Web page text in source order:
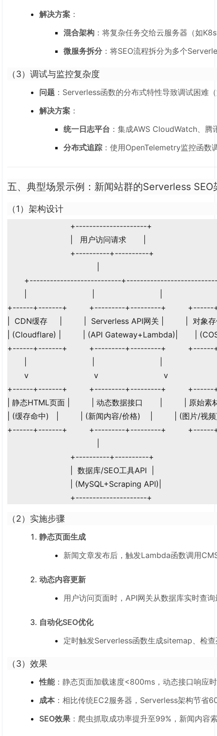
解决方案 ：
混合架构 ：将复杂任务交给云服务器（如
微服务拆分 ：将SEO流程拆分为多个
（3）调试与监控复杂度
问题 ：Serverless函数的分布式特性导致调试困难
解决方案 ：
统一日志平台 ：集成AWS CloudWatch、腾
分布式追踪 ：使用OpenTelemetry监控函数
五、典型场景示例：新闻站群的Serverless SEO
（1）架构设计
+---------------------+
|   用户访问请求       |
+----------+----------+
+---------------------------
+------+-------+         +---------+---------+
|  CDN缓存     |         |  Serverless API网关 |         |  对象存
| (Cloudflare) |         | (API Gateway+Lambda)|       | (COS)
+------+-------+         +---------+---------+
v                           v                           v
+------+-------+         +---------+---------+
| 静态HTML页面 |         | 动态数据接口       |         | 原始素
| (缓存命中)   |         | (新闻内容/价格)    |         | (图片/视频
+------+-------+         +---------+---------+
+----------+----------+
|  数据库/SEO工具API  |
| (MySQL+Scraping API)|
+---------------------+
（2）实施步骤
静态页面生成
新闻文章发布后，触发Lambda函数调用
动态内容更新
用户访问页面时，API网关从数据库实时查
自动化SEO优化
定时触发Serverless函数生成sitemap、检
（3）效果
性能：静态页面加载速度<800ms，动态接口响应
成本：相比传统EC2服务器，Serverless架构节省
SEO效果 ：爬虫抓取成功率提升至99%，新闻内容